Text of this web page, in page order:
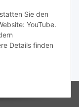
Sie den
YouTube.
Details finden